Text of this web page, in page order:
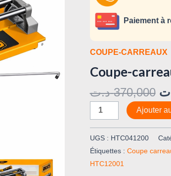
Paiement à
COUPE-CARREAUX
Coupe-
370,000 د.ت
HTC12001
Ajouter
UGS : HTC041200
Étiquettes : Coupe
HTC12001